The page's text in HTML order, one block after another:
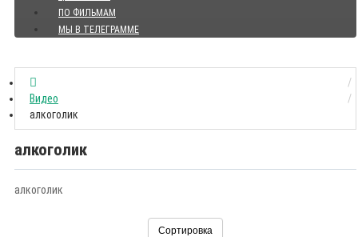
ПО ФИЛЬМАМ
МЫ В ТЕЛЕГРАММЕ
Видео
алкоголик
алкоголик
алкоголик
Сортировка